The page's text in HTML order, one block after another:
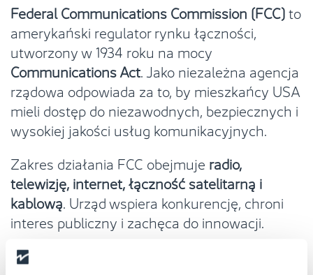
Federal Communications Commission (FCC)to
amerykański regulator rynku łączności,
utworzony w 1934 roku na mocy
Communications Act. Jako niezależna agencja
rządowa odpowiada za to, by mieszkańcy USA
mieli dostęp do niezawodnych, bezpiecznych i
wysokiej jakości usług komunikacyjnych.
Zakres działania FCC obejmuje radio,
telewizję, internet, łączność satelitarną i
kablową. Urząd wspiera konkurencję, chroni
interes publiczny i zachęca do innowacji.
W kontekście RFID FCC określa pasma